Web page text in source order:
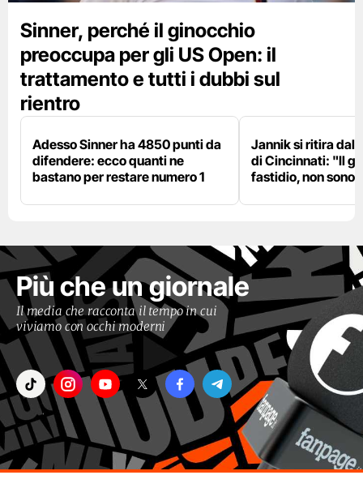
Sinner, perché il ginocchio
preoccupa per gli US Open: il
trattamento e tutti i dubbi sul
rientro
Adesso Sinner ha 4850 punti da
difendere: ecco quanti ne
bastano per restare numero 1
Jannik si ritira dal
di Cincinnati: "Il
fastidio, non sono
Più che un giornale
Il media che racconta il tempo in cui
viviamo con occhi moderni